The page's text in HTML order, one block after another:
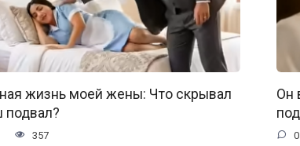
жизнь моей жены: Что скрывал
подвал?
357
Он
0